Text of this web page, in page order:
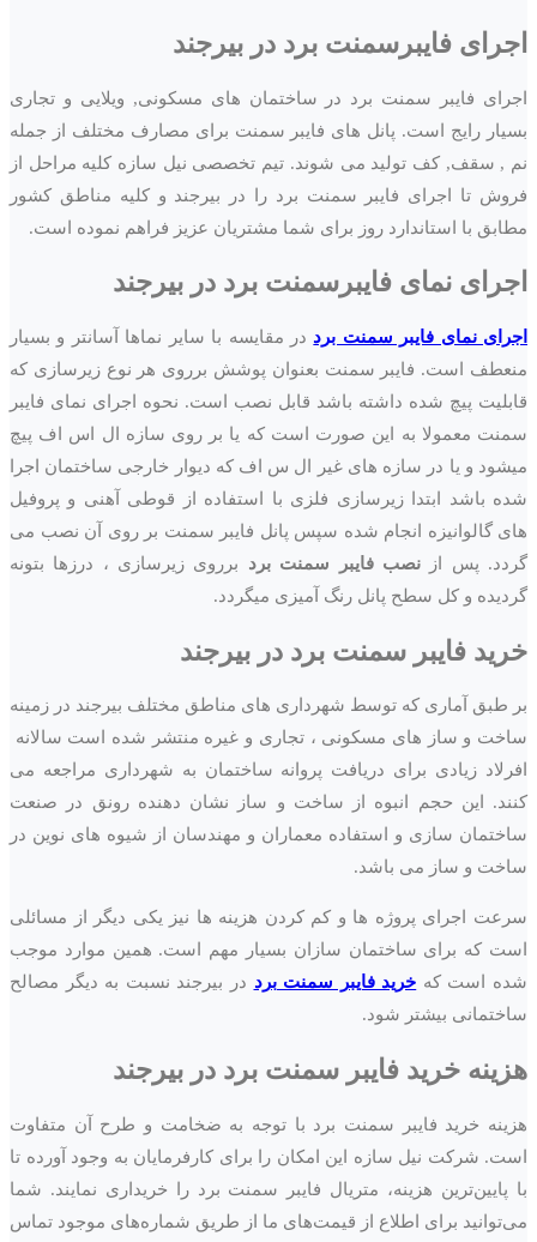
اجرای فایبرسمنت برد در بیرجند
اجرای فایبر سمنت برد در ساختمان های مسکونی, ویلایی و تجاری
بسیار رایج است. پانل های فایبر سمنت برای مصارف مختلف از جمله
نم , سقف, کف تولید می شوند. تیم تخصصی نیل سازه کلیه مراحل از
فروش تا اجرای فایبر سمنت برد را در بیرجند و کلیه مناطق کشور
مطابق با استاندارد روز برای شما مشتریان عزیز فراهم نموده است.
اجرای نمای فایبرسمنت برد در بیرجند
اجرای نمای فایبر سمنت برد در مقایسه با سایر نماها آسانتر و بسیار
منعطف است. فایبر سمنت بعنوان پوشش برروی هر نوع زیرسازی که
قابلیت پیچ شده داشته باشد قابل نصب است. نحوه اجرای نمای فایبر
سمنت معمولا به این صورت است که یا بر روی سازه ال اس اف پیچ
میشود و یا در سازه های غیر ال س اف که دیوار خارجی ساختمان اجرا
شده باشد ابتدا زیرسازی فلزی با استفاده از قوطی آهنی و پروفیل
های گالوانیزه انجام شده سپس پانل فایبر سمنت بر روی آن نصب می
گردد. پس ازنصب فایبر سمنت برد برروی زیرسازی ، درزها بتونه
گردیده و کل سطح پانل رنگ آمیزی میگردد.
خرید فایبر سمنت برد در بیرجند
بر طبق آماری که توسط شهرداری های مناطق مختلف بیرجند در زمینه
ساخت و ساز های مسکونی ، تجاری و غیره منتشر شده است سالانه
افرلاد زیادی برای دریافت پروانه ساختمان به شهرداری مراجعه می
کنند. این حجم انبوه از ساخت و ساز نشان دهنده رونق در صنعت
ساختمان سازی و استفاده معماران و مهندسان از شیوه های نوین در
ساخت و ساز می باشد.
سرعت اجرای پروژه ها و کم کردن هزینه ها نیز یکی دیگر از مسائلی
است که برای ساختمان سازان بسیار مهم است. همین موارد موجب
شده است که خرید فایبر سمنت برد در بیرجند نسبت به دیگر مصالح
ساختمانی بیشتر شود.
هزینه خرید فایبر سمنت برد در بیرجند
هزینه خرید فایبر سمنت برد با توجه به ضخامت و طرح آن متفاوت
است. شرکت نیل سازه این امکان را برای کارفرمایان به وجود آورده تا
با پایین‌ترین هزینه، متریال فایبر سمنت برد را خریداری نمایند. شما
می‌توانید برای اطلاع از قیمت‌های ما از طریق شماره‌های موجود تماس